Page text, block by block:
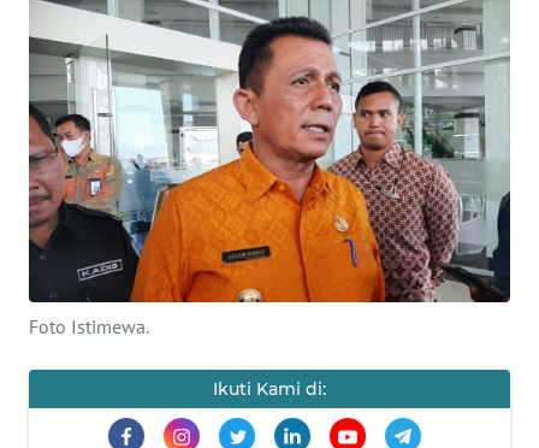
Foto Istimewa.
Ikuti Kami di:
PERISTIWA
NATUNA
BINTAN
Informasi
INDEKS
BERITA
KONTAK